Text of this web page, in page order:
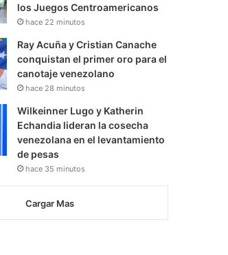
los Juegos Centroamericanos
hace 22 minutos
Ray Acuña y Cristian Canache
conquistan el primer oro para el
canotaje venezolano
hace 28 minutos
Wilkeinner Lugo y Katherin
Echandia lideran la cosecha
venezolana en el levantamiento
de pesas
hace 35 minutos
Cargar Mas